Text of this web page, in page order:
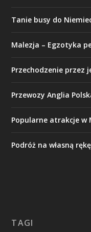
Tanie busy do
Malezja – Egzotyka
Przechodzenie przez
Przewozy Anglia
Popularne atrakcje w
Podróż na własną
TAGI